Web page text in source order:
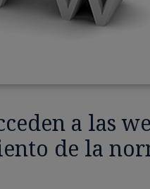
a las
de la